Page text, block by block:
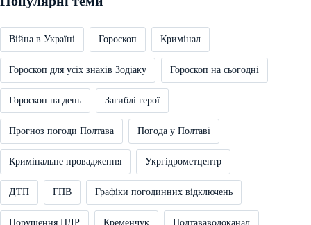
Війна в Україні Гороскоп Кримінал
Гороскоп для усіх знаків Зодіаку Гороскоп на сьогодні
Гороскоп на день Загиблі герої
Прогноз погоди Полтава Погода у Полтаві
Кримінальне провадження Укргідрометцентр
ДТП ГПВ Графіки погодинних відключень
Порушення ПДР Кременчук Полтававодоканал